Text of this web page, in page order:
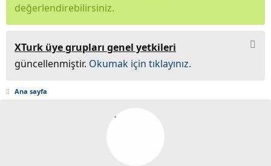
değerlendirebilirsiniz.
XTurk üye grupları genel yetkileri
güncellenmiştir. Okumak için tıklayınız.
Ana sayfa